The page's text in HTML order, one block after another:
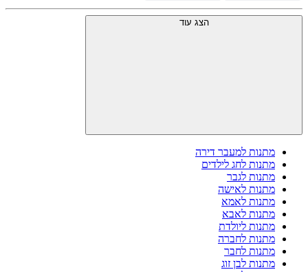
הצג עוד
מתנות למעבר דירה
מתנות לחג לילדים
מתנות לגבר
מתנות לאישה
מתנות לאמא
מתנות לאבא
מתנות ליולדת
מתנות לחברה
מתנות לחבר
מתנות לבן זוג